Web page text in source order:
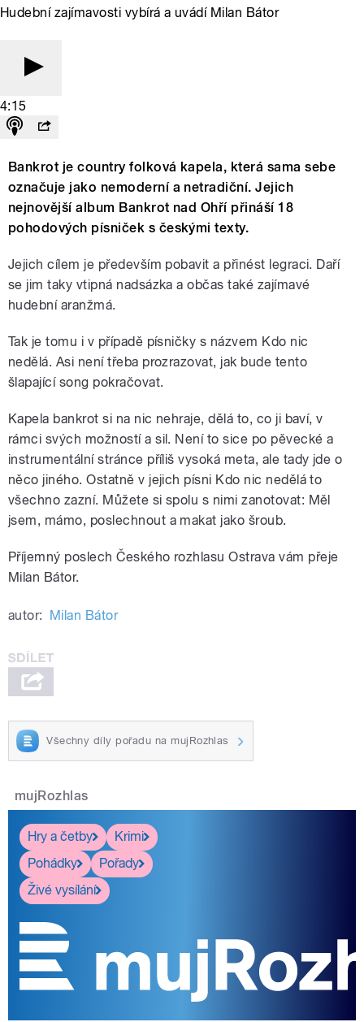
Hudební zajímavosti vybírá a uvádí Milan Bátor
4:15
Bankrot je country folková kapela, která sama sebe
označuje jako nemoderní a netradiční. Jejich
nejnovější album Bankrot nad Ohří přináší 18
pohodových písniček s českými texty.
Jejich cílem je především pobavit a přinést legraci. Daří
se jim taky vtipná nadsázka a občas také zajímavé
hudební aranžmá.
Tak je tomu i v případě písničky s názvem Kdo nic
nedělá. Asi není třeba prozrazovat, jak bude tento
šlapající song pokračovat.
Kapela bankrot si na nic nehraje, dělá to, co ji baví, v
rámci svých možností a sil. Není to sice po pěvecké a
instrumentální stránce příliš vysoká meta, ale tady jde o
něco jiného. Ostatně v jejich písni Kdo nic nedělá to
všechno zazní. Můžete si spolu s nimi zanotovat: Měl
jsem, mámo, poslechnout a makat jako šroub.
Příjemný poslech Českého rozhlasu Ostrava vám přeje
Milan Bátor.
autor: Milan Bátor
Všechny díly pořadu na mujRozhlas
mujRozhlas
Hry a četby
Krimi
Pohádky
Pořady
Živé vysílání